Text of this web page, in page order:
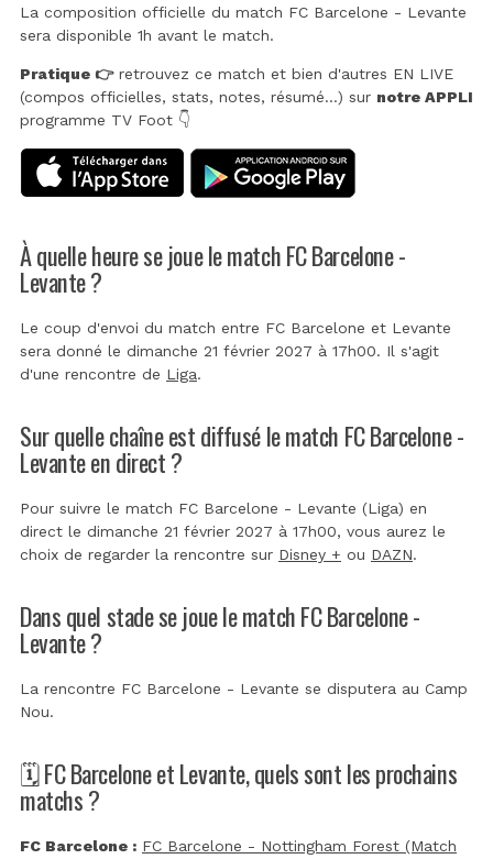
La composition officielle du match FC Barcelone - Levante
sera disponible 1h avant le match.
Pratique 👉retrouvez ce match et bien d'autres EN LIVE
(compos officielles, stats, notes, résumé...) sur notre APPLI
programme TV Foot 👇
À quelle heure se joue le match FC Barcelone -
Levante ?
Le coup d'envoi du match entre FC Barcelone et Levante
sera donné le dimanche 21 février 2027 à 17h00. Il s'agit
d'une rencontre de Liga.
Sur quelle chaîne est diffusé le match FC Barcelone -
Levante en direct ?
Pour suivre le match FC Barcelone - Levante (Liga) en
direct le dimanche 21 février 2027 à 17h00, vous aurez le
choix de regarder la rencontre sur Disney + ou DAZN.
Dans quel stade se joue le match FC Barcelone -
Levante ?
La rencontre FC Barcelone - Levante se disputera au Camp
Nou.
🗓️ FC Barcelone et Levante, quels sont les prochains
matchs ?
FC Barcelone : FC Barcelone - Nottingham Forest (Match